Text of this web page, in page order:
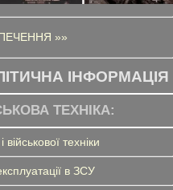
»»
ІНФОРМАЦІЯ
ТЕХНІКА:
техніки
в ЗСУ